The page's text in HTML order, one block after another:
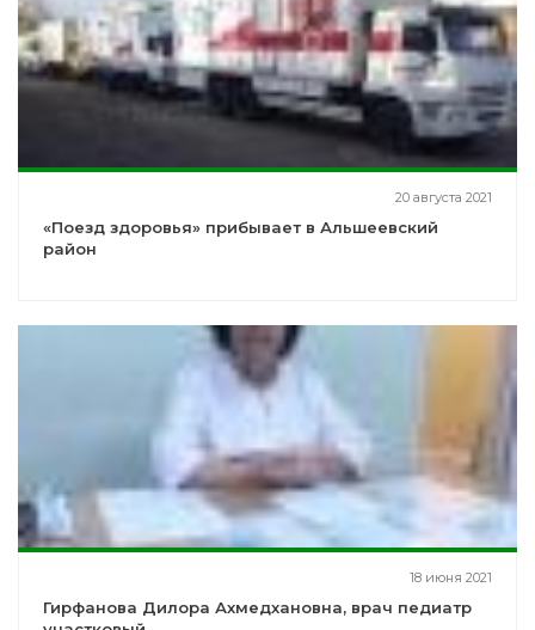
20 августа 2021
«Поезд здоровья» прибывает в Альшеевский
район
18 июня 2021
Гирфанова Дилора Ахмедхановна, врач педиатр